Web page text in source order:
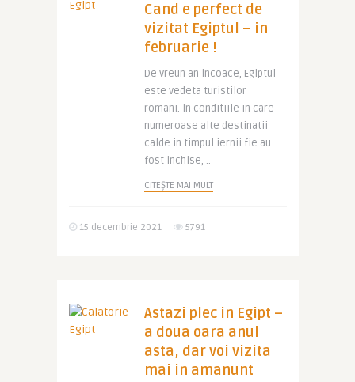
Cand e perfect de
vizitat Egiptul – in
februarie !
De vreun an incoace, Egiptul
este vedeta turistilor
romani. In conditiile in care
numeroase alte destinatii
calde in timpul iernii fie au
fost inchise, ..
CITEȘTE MAI MULT
15 decembrie 2021 5791
Astazi plec in Egipt –
a doua oara anul
asta, dar voi vizita
mai in amanunt